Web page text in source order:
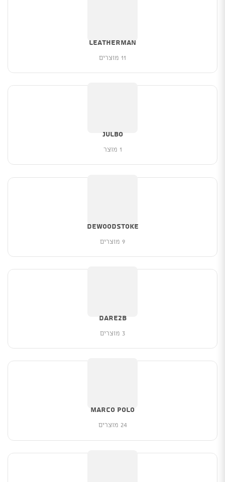
Leatherman
11 מוצרים
Julbo
1 מוצר
deWoodstoke
9 מוצרים
Dare2b
3 מוצרים
Marco Polo
24 מוצרים